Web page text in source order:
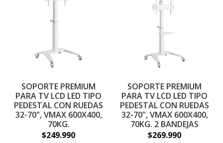
SOPORTE PREMIUM
PARA TV LCD LED TIPO
PEDESTAL CON RUEDAS
32-70", VMAX 600X400,
70KG.
$249.990
SOPORTE PREMIUM
PARA TV LCD LED TIPO
PEDESTAL CON RUEDAS
32-70", VMAX 600X400,
70KG. 2 BANDEJAS
$269.990